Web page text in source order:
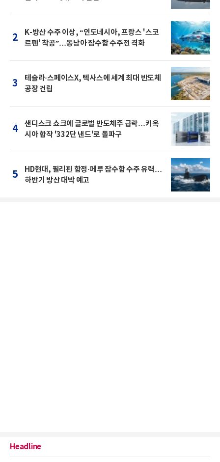
2
K-방산 수주 이상, “인도네시아, 프랑스 '스코
르펜' 착공”…동남아 잠수함 수주전 격화
3
테슬라·스페이스X, 텍사스에 세계 최대 반도체
공장 건립
4
샌디스크 쇼크에 글로벌 반도체주 급락…키옥
시아 합작 '332단 낸드'로 돌파구
5
HD현대, 필리핀 함정·페루 잠수함 수주 유력…
하반기 방산 대박 예고
Headline